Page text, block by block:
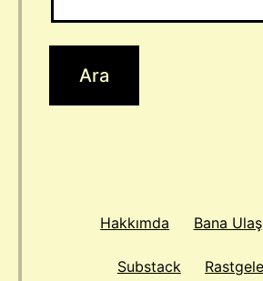
Hakkımda Bana Ulaş
Substack